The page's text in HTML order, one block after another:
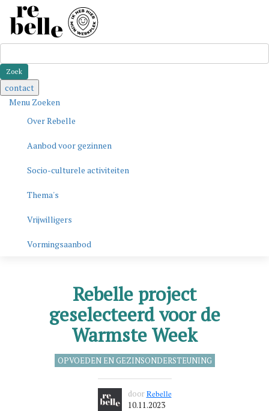
contact
Menu Zoeken
Over Rebelle
Aanbod voor gezinnen
Socio-culturele activiteiten
Thema's
Vrijwilligers
Vormingsaanbod
Rebelle project
geselecteerd voor de
Warmste Week
OPVOEDEN EN GEZINSONDERSTEUNING
doorRebelle
10.11.2023